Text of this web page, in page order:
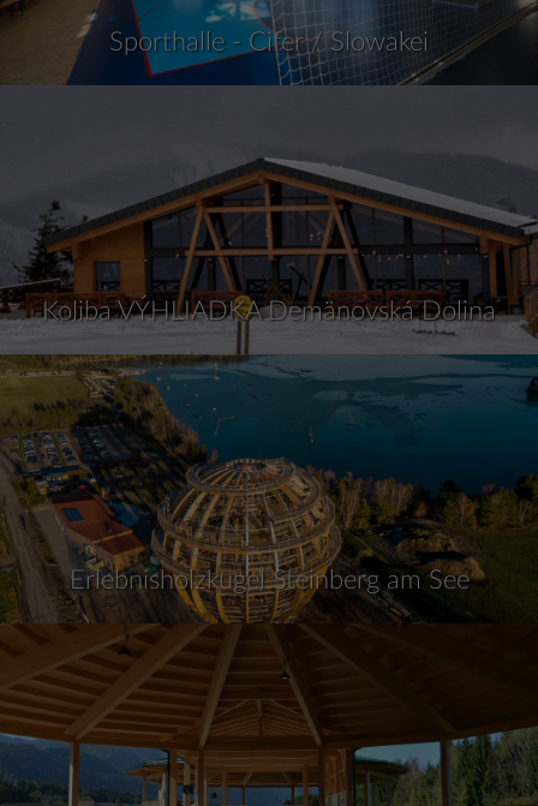
Sporthalle - Cifer / Slowakei
Koliba VÝHLIADKA Demänovská Dolina
Erlebnisholzkugel Steinberg am See